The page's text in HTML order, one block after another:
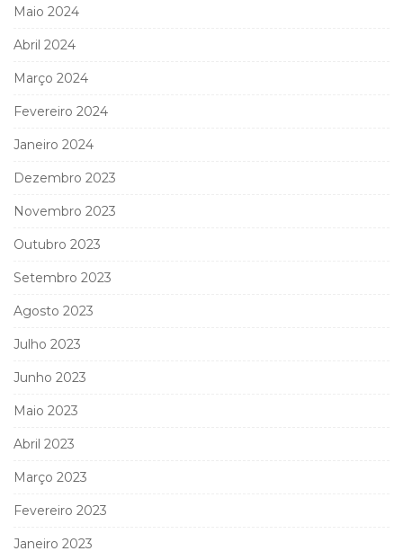
Maio 2024
Abril 2024
Março 2024
Fevereiro 2024
Janeiro 2024
Dezembro 2023
Novembro 2023
Outubro 2023
Setembro 2023
Agosto 2023
Julho 2023
Junho 2023
Maio 2023
Abril 2023
Março 2023
Fevereiro 2023
Janeiro 2023